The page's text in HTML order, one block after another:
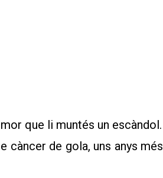
que li muntés un escàndol.
càncer de gola, uns anys més